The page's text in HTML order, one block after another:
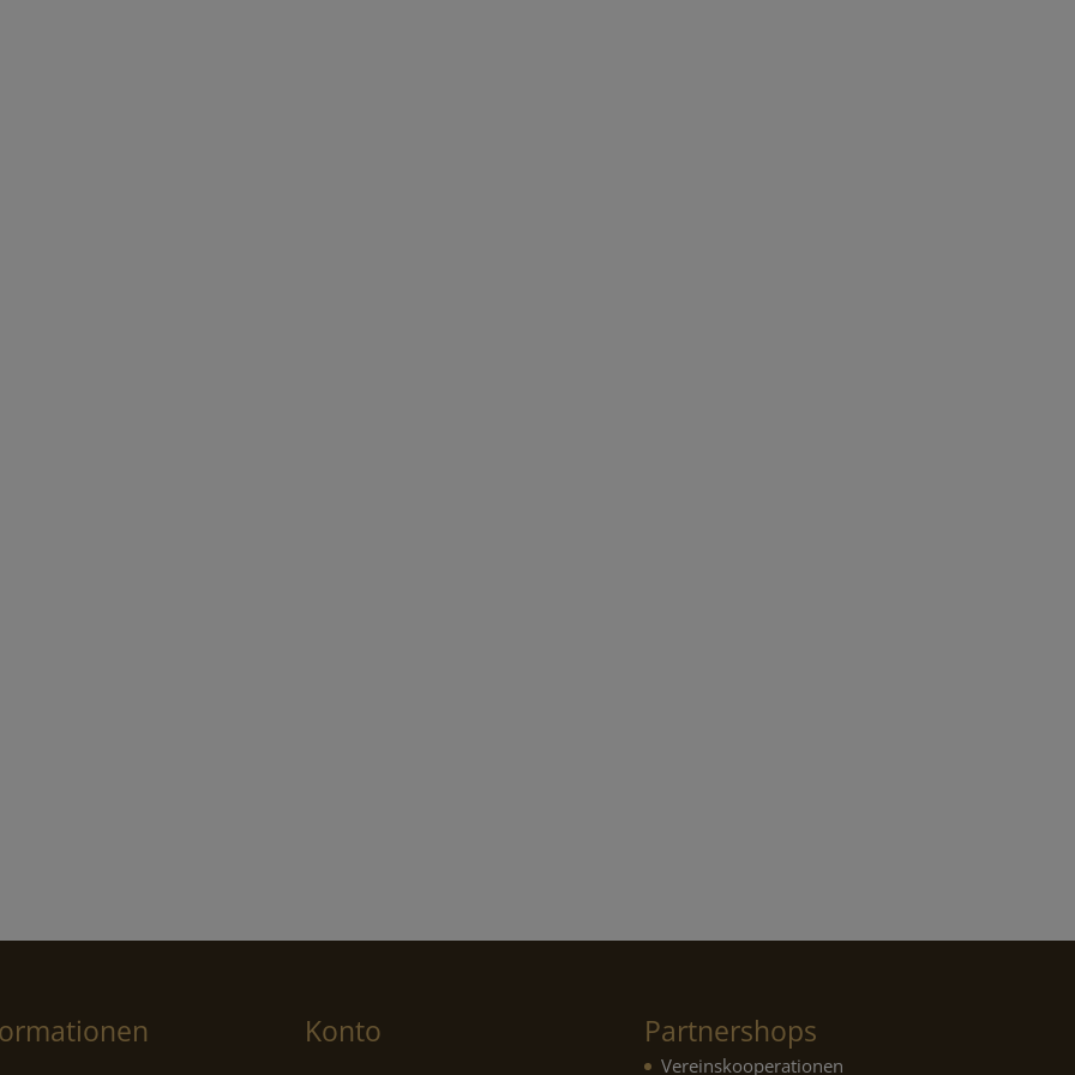
Konto Partnershops
Vereinskooperationen